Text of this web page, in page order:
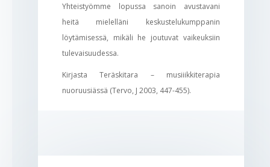
Yhteistyömme lopussa sanoin avustavani
heitä mielelläni keskustelukumppanin
löytämisessä, mikäli he joutuvat vaikeuksiin
tulevaisuudessa.
Kirjasta Teräskitara – musiiikkiterapia
nuoruusiässä (Tervo, J 2003, 447-455).